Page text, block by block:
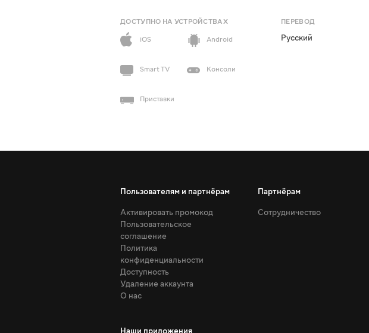
ДОСТУПНО НА УСТРОЙСТВАХ
iOS
Android
Smart TV Консоли
Приставки
ПЕРЕВОД
Русский
Пользователям и партнёрам
Активировать промокод
Пользовательское
соглашение
Политика
конфиденциальности
Доступность
Удаление аккаунта
О нас
Партнёрам
Сотрудничество